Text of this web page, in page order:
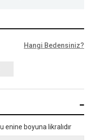
Hangi Bedensiniz?
boyuna likralıdır